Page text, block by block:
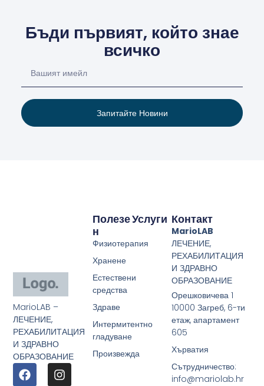
Бъди първият, който знае
всичко
Запитайте Новини
MarioLAB –
ЛЕЧЕНИЕ,
РЕХАБИЛИТАЦИЯ
И ЗДРАВНО
ОБРАЗОВАНИЕ
Услуги
Полезе
Н
Физиотерапия
Хранене
Естествени
средства
Здраве
Интермитентно
гладуване
Произвежда
Контакт
MarioLAB
ЛЕЧЕНИЕ,
РЕХАБИЛИТАЦИЯ
И ЗДРАВНО
ОБРАЗОВАНИЕ
Орешковичева 1
10000 Загреб, 6-ти
етаж, апартамент
605
Хърватия
Сътрудничество:
info@mariolab.hr